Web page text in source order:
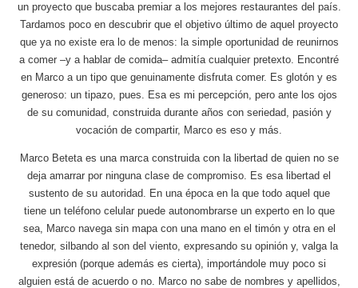
un proyecto que buscaba premiar a los mejores restaurantes del país.
Tardamos poco en descubrir que el objetivo último de aquel proyecto
que ya no existe era lo de menos: la simple oportunidad de reunirnos
a comer –y a hablar de comida– admitía cualquier pretexto. Encontré
en Marco a un tipo que genuinamente disfruta comer. Es glotón y es
generoso: un tipazo, pues. Esa es mi percepción, pero ante los ojos
de su comunidad, construida durante años con seriedad, pasión y
vocación de compartir, Marco es eso y más.
Marco Beteta es una marca construida con la libertad de quien no se
deja amarrar por ninguna clase de compromiso. Es esa libertad el
sustento de su autoridad. En una época en la que todo aquel que
tiene un teléfono celular puede autonombrarse un experto en lo que
sea, Marco navega sin mapa con una mano en el timón y otra en el
tenedor, silbando al son del viento, expresando su opinión y, valga la
expresión (porque además es cierta), importándole muy poco si
alguien está de acuerdo o no. Marco no sabe de nombres y apellidos,